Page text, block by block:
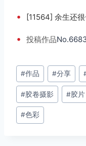
• [11564] 余生还很
• 投稿作品
文
章
标
签：
#作品 #分享
#胶卷摄影 #胶片
#色彩